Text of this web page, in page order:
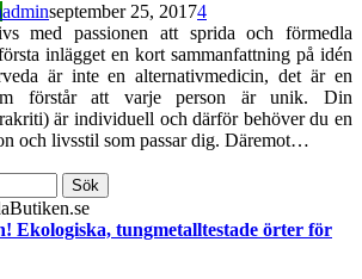
adminseptember 25, 20174
med passionen att sprida och förmedla
inlägget en kort sammanfattning på idén
är inte en alternativmedicin, det är en
förstår att varje person är unik. Din
är individuell och därför behöver du en
och livsstil som passar dig. Däremot…
Ekologiska, tungmetalltestade örter för